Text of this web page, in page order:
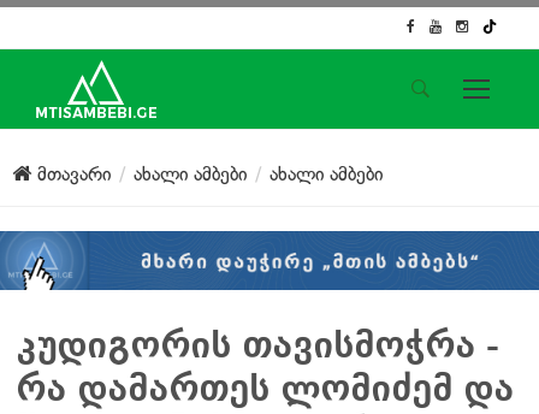
საიტის მენიუ
მთავარი
ქართული საქმე
კონტაქტი
მთავარი ახალი ამბები ახალი ამბები
კუდიგორის თავისმოჭრა -
რა დამართეს ლომიძემ და